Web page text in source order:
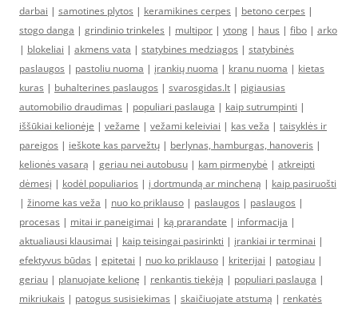
darbai | samotines plytos | keramikines cerpes | betono cerpes |
stogo danga | grindinio trinkeles | multipor | ytong | haus | fibo | arko
| blokeliai | akmens vata | statybines medziagos | statybinės
paslaugos | pastoliu nuoma | įrankių nuoma | kranu nuoma | kietas
kuras | buhalterines paslaugos | svarosgidas.lt | pigiausias
automobilio draudimas | populiari paslauga | kaip sutrumpinti |
iššūkiai kelionėje | vežame | vežami keleiviai | kas veža | taisyklės ir
pareigos | ieškote kas parvežtų | berlynas, hamburgas, hanoveris |
kelionės vasarą | geriau nei autobusu | kam pirmenybė | atkreipti
dėmesį | kodėl populiarios | į dortmundą ar mincheną | kaip pasiruošti
| žinome kas veža | nuo ko priklauso | paslaugos | paslaugos |
procesas | mitai ir paneigimai | ką prarandate | informacija |
aktualiausi klausimai | kaip teisingai pasirinkti | įrankiai ir terminai |
efektyvus būdas | epitetai | nuo ko priklauso | kriterijai | patogiau |
geriau | planuojate kelionę | renkantis tiekėją | populiari paslauga |
mikriukais | patogus susisiekimas | skaičiuojate atstumą | renkatės